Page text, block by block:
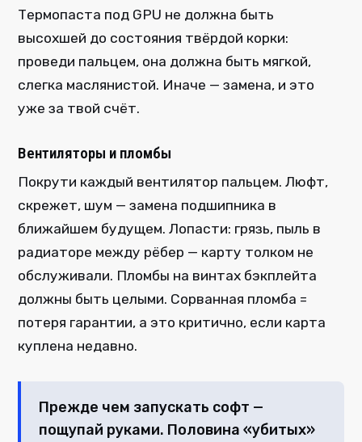
Термопаста под GPU не должна быть
высохшей до состояния твёрдой корки:
проведи пальцем, она должна быть мягкой,
слегка маслянистой. Иначе — замена, и это
уже за твой счёт.
Вентиляторы и пломбы
Покрути каждый вентилятор пальцем. Люфт,
скрежет, шум — замена подшипника в
ближайшем будущем. Лопасти: грязь, пыль в
радиаторе между рёбер — карту толком не
обслуживали. Пломбы на винтах бэкплейта
должны быть целыми. Сорванная пломба =
потеря гарантии, а это критично, если карта
куплена недавно.
Прежде чем запускать софт —
пощупай руками. Половина «убитых»